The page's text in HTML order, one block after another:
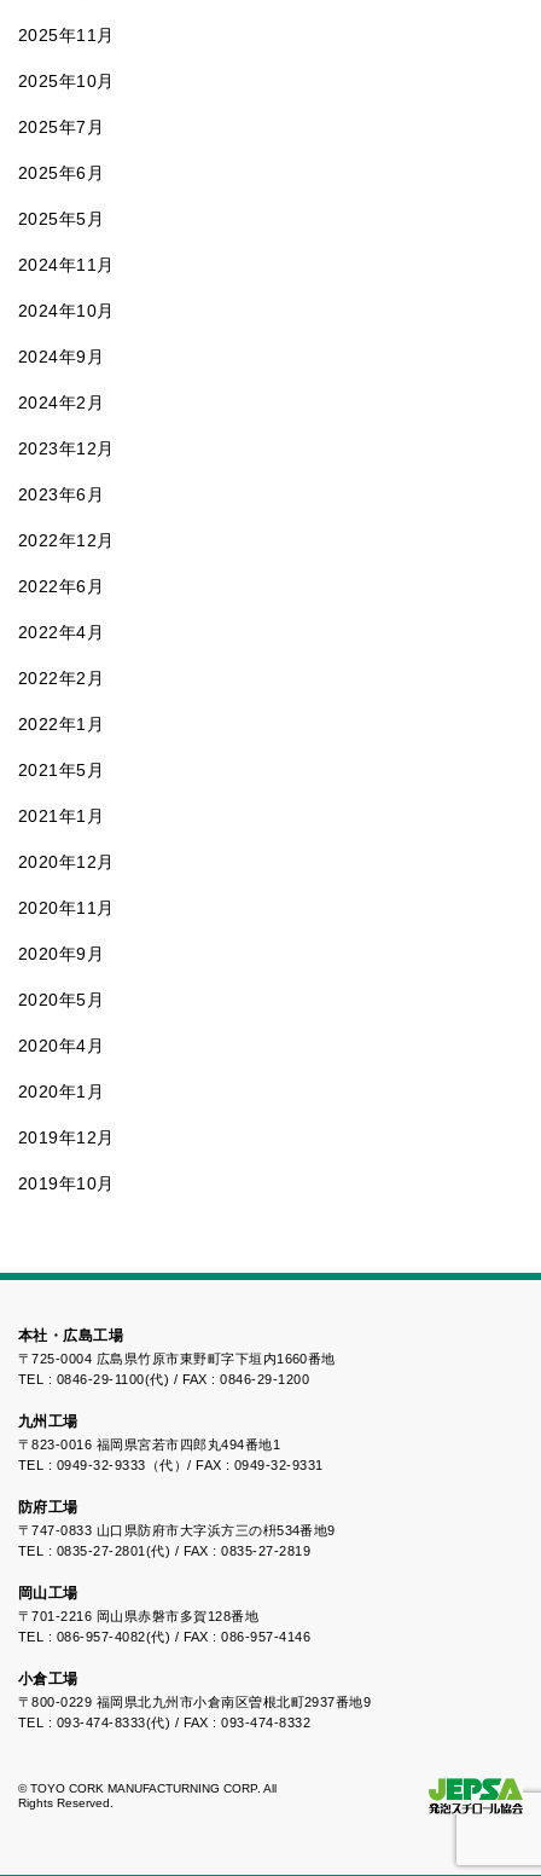
2025年11月
2025年10月
2025年7月
2025年6月
2025年5月
2024年11月
2024年10月
2024年9月
2024年2月
2023年12月
2023年6月
2022年12月
2022年6月
2022年4月
2022年2月
2022年1月
2021年5月
2021年1月
2020年12月
2020年11月
2020年9月
2020年5月
2020年4月
2020年1月
2019年12月
2019年10月
本社・広島工場
〒725-0004 広島県竹原市東野町字下垣内1660番地
TEL : 0846-29-1100(代) / FAX : 0846-29-1200
九州工場
〒823-0016 福岡県宮若市四郎丸494番地1
TEL : 0949-32-9333（代）/ FAX : 0949-32-9331
防府工場
〒747-0833 山口県防府市大字浜方三の枡534番地9
TEL : 0835-27-2801(代) / FAX : 0835-27-2819
岡山工場
〒701-2216 岡山県赤磐市多賀128番地
TEL : 086-957-4082(代) / FAX : 086-957-4146
小倉工場
〒800-0229 福岡県北九州市小倉南区曽根北町2937番地9
TEL : 093-474-8333(代) / FAX : 093-474-8332
© TOYO CORK MANUFACTURNING CORP. All
Rights Reserved.